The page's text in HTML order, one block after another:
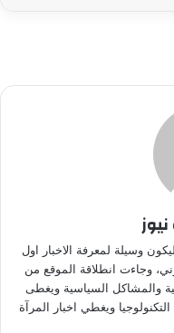
وسيلة لمعرفة الاخبار اول
وجاءت انطلاقة الموقع من
والمشاكل السياسية ويغطى
ويغطي اخبار المرآة